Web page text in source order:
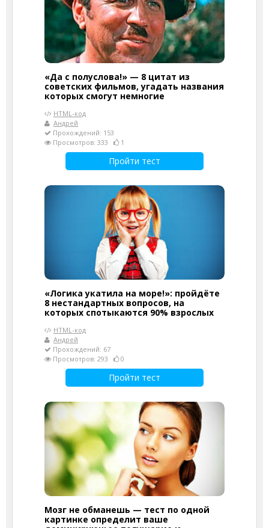
«Да с полуслова!» — 8 цитат из
советских фильмов, угадать названия
которых смогут немногие
HTML-код
Андрей
Прохождений: 153
Просмотров: 333
1
Пройти тест
«Логика укатила на море!»: пройдёте
8 нестандартных вопросов, на
которых спотыкаются 90% взрослых
HTML-код
Андрей
Прохождений: 67
Просмотров: 293
0
Пройти тест
Мозг не обманешь — тест по одной
картинке определит ваше